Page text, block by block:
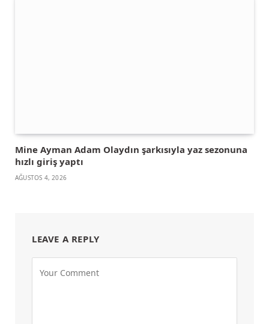
Mine Ayman Adam Olaydın şarkısıyla yaz sezonuna
hızlı giriş yaptı
AĞUSTOS 4, 2026
LEAVE A REPLY